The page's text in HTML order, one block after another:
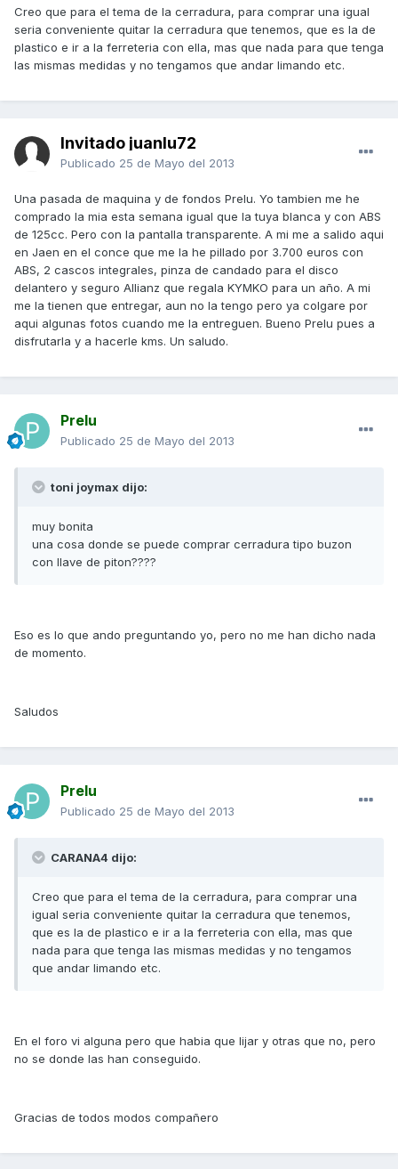
Creo que para el tema de la cerradura, para comprar una igual
seria conveniente quitar la cerradura que tenemos, que es la de
plastico e ir a la ferreteria con ella, mas que nada para que tenga
las mismas medidas y no tengamos que andar limando etc.
Invitado juanlu72
Publicado 25 de Mayo del 2013
Una pasada de maquina y de fondos Prelu. Yo tambien me he
comprado la mia esta semana igual que la tuya blanca y con ABS
de 125cc. Pero con la pantalla transparente. A mi me a salido aqui
en Jaen en el conce que me la he pillado por 3.700 euros con
ABS, 2 cascos integrales, pinza de candado para el disco
delantero y seguro Allianz que regala KYMKO para un año. A mi
me la tienen que entregar, aun no la tengo pero ya colgare por
aqui algunas fotos cuando me la entreguen. Bueno Prelu pues a
disfrutarla y a hacerle kms. Un saludo.
Prelu
Publicado 25 de Mayo del 2013
toni joymax dijo:
muy bonita
una cosa donde se puede comprar cerradura tipo buzon
con llave de piton????
Eso es lo que ando preguntando yo, pero no me han dicho nada
de momento.
Saludos
Prelu
Publicado 25 de Mayo del 2013
CARANA4 dijo:
Creo que para el tema de la cerradura, para comprar una
igual seria conveniente quitar la cerradura que tenemos,
que es la de plastico e ir a la ferreteria con ella, mas que
nada para que tenga las mismas medidas y no tengamos
que andar limando etc.
En el foro vi alguna pero que habia que lijar y otras que no, pero
no se donde las han conseguido.
Gracias de todos modos compañero